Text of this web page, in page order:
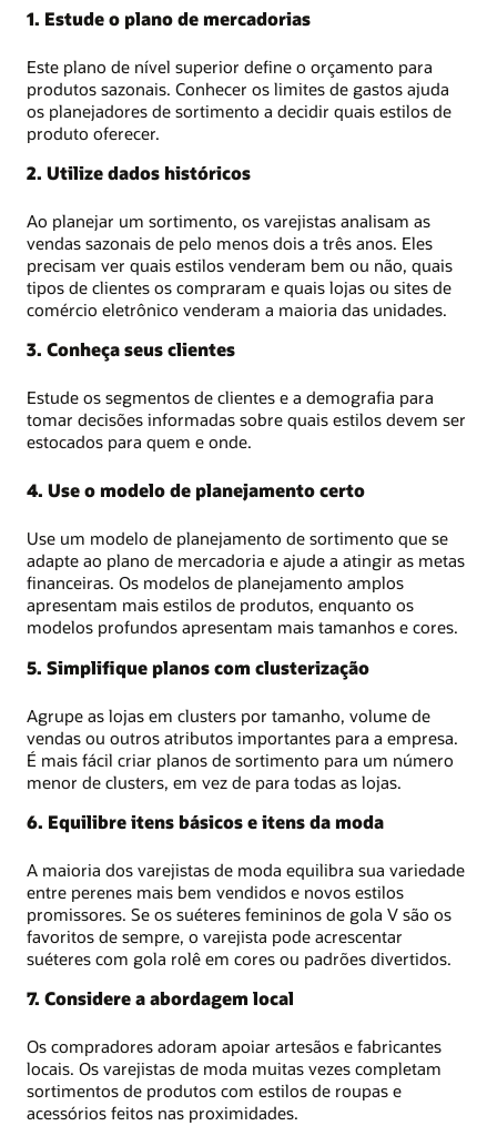
1. Estude o plano de mercadorias
Este plano de nível superior define o orçamento para
produtos sazonais. Conhecer os limites de gastos ajuda
os planejadores de sortimento a decidir quais estilos de
produto oferecer.
2. Utilize dados históricos
Ao planejar um sortimento, os varejistas analisam as
vendas sazonais de pelo menos dois a três anos. Eles
precisam ver quais estilos venderam bem ou não, quais
tipos de clientes os compraram e quais lojas ou sites de
comércio eletrônico venderam a maioria das unidades.
3. Conheça seus clientes
Estude os segmentos de clientes e a demografia para
tomar decisões informadas sobre quais estilos devem ser
estocados para quem e onde.
4. Use o modelo de planejamento certo
Use um modelo de planejamento de sortimento que se
adapte ao plano de mercadoria e ajude a atingir as metas
financeiras. Os modelos de planejamento amplos
apresentam mais estilos de produtos, enquanto os
modelos profundos apresentam mais tamanhos e cores.
5. Simplifique planos com clusterização
Agrupe as lojas em clusters por tamanho, volume de
vendas ou outros atributos importantes para a empresa.
É mais fácil criar planos de sortimento para um número
menor de clusters, em vez de para todas as lojas.
6. Equilibre itens básicos e itens da moda
A maioria dos varejistas de moda equilibra sua variedade
entre perenes mais bem vendidos e novos estilos
promissores. Se os suéteres femininos de gola V são os
favoritos de sempre, o varejista pode acrescentar
suéteres com gola rolê em cores ou padrões divertidos.
7. Considere a abordagem local
Os compradores adoram apoiar artesãos e fabricantes
locais. Os varejistas de moda muitas vezes completam
sortimentos de produtos com estilos de roupas e
acessórios feitos nas proximidades.